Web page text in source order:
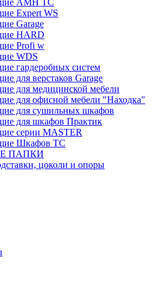
AMH TC
Expert WS
Garage
HARD
Profi w
WDS
гардеробных систем
для верстаков Garage
для медицинской мебели
для офисной мебели "Находка"
для сушильных шкафов
для шкафов Практик
серии MASTER
Шкафов ТС
ПАПКИ
цоколи и опоры